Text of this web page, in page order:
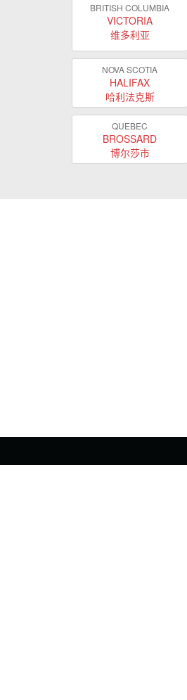
BRITISH COLUMBIA
VICTORIA
维多利亚
NOVA SCOTIA
HALIFAX
哈利法克斯
QUEBEC
BROSSARD
博尔莎市